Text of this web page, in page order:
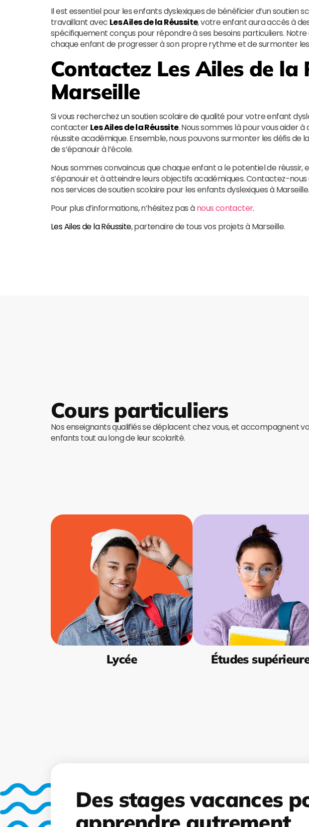
Il est essentiel pour les enfants dyslexiques de bénéficier d’un soutien
travaillant avec Les Ailes de la Réussite, votre enfant aura accès à
spécifiquement conçus pour répondre à ses besoins particuliers.
chaque enfant de progresser à son propre rythme et de surmonter les
Contactez Les Ailes de la
Marseille
Si vous recherchez un soutien scolaire de qualité pour votre enfant
contacterLes Ailes de la Réussite. Nous sommes là pour vous aider
réussite académique. Ensemble, nous pouvons surmonter les défis
de s’épanouir à l’école.
Nous sommes convaincus que chaque enfant a le potentiel de réussir,
s’épanouir et à atteindre leurs objectifs académiques. Contactez-nous
nos services de soutien scolaire pour les enfants dyslexiques à Marseille.
Pour plus d’informations, n’hésitez pas ànous contacter.
Les Ailes de la Réussite, partenaire de tous vos projets à Marseille.
Cours particuliers
Nos enseignants qualifiés se déplacent chez vous, et accompagnent
enfants tout au long de leur scolarité.
Lycée Études
Des stages vacances